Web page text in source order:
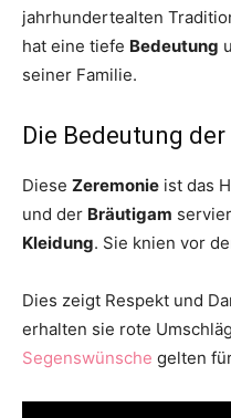
jahrhundertealten
hat eine tiefe Bedeutung
seiner Familie.
Die Bedeutung
Diese Zeremonie ist das
und der Bräutigam
Kleidung. Sie knien vor
Dies zeigt Respekt und
erhalten sie rote
Segenswünsche gelten